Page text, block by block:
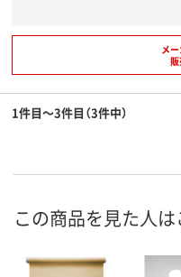
メ
1件目～3件目（3件中）
この商品を見た人